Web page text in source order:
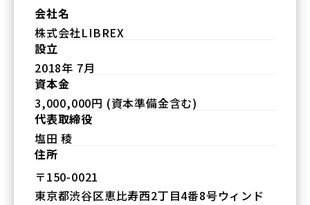
会社名
株式会社LIBREX
設立
2018年 7月
資本金
3,000,000円 (資本準備金含む)
代表取締役
塩田 稜
住所
〒150-0021
東京都渋谷区恵比寿西2丁目4番8号ウィンド